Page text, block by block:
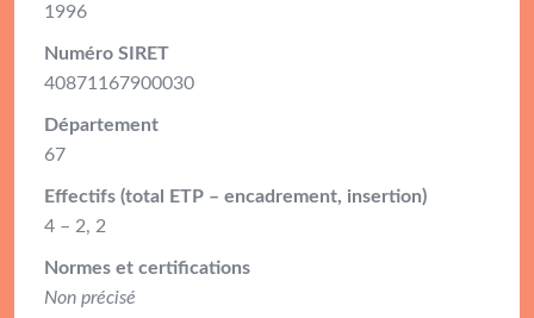
1996
Numéro SIRET
40871167900030
Département
67
Effectifs (total ETP – encadrement, insertion)
4 – 2, 2
Normes et certifications
Non précisé